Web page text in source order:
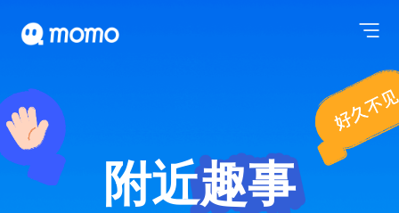
附近趣事